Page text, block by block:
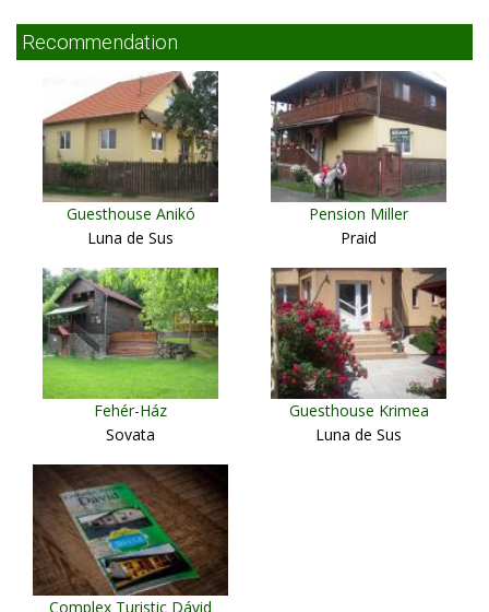
Recommendation
Guesthouse Anikó
Luna de Sus
Pension Miller
Praid
Fehér-Ház
Sovata
Guesthouse Krimea
Luna de Sus
Complex Turistic Dávid